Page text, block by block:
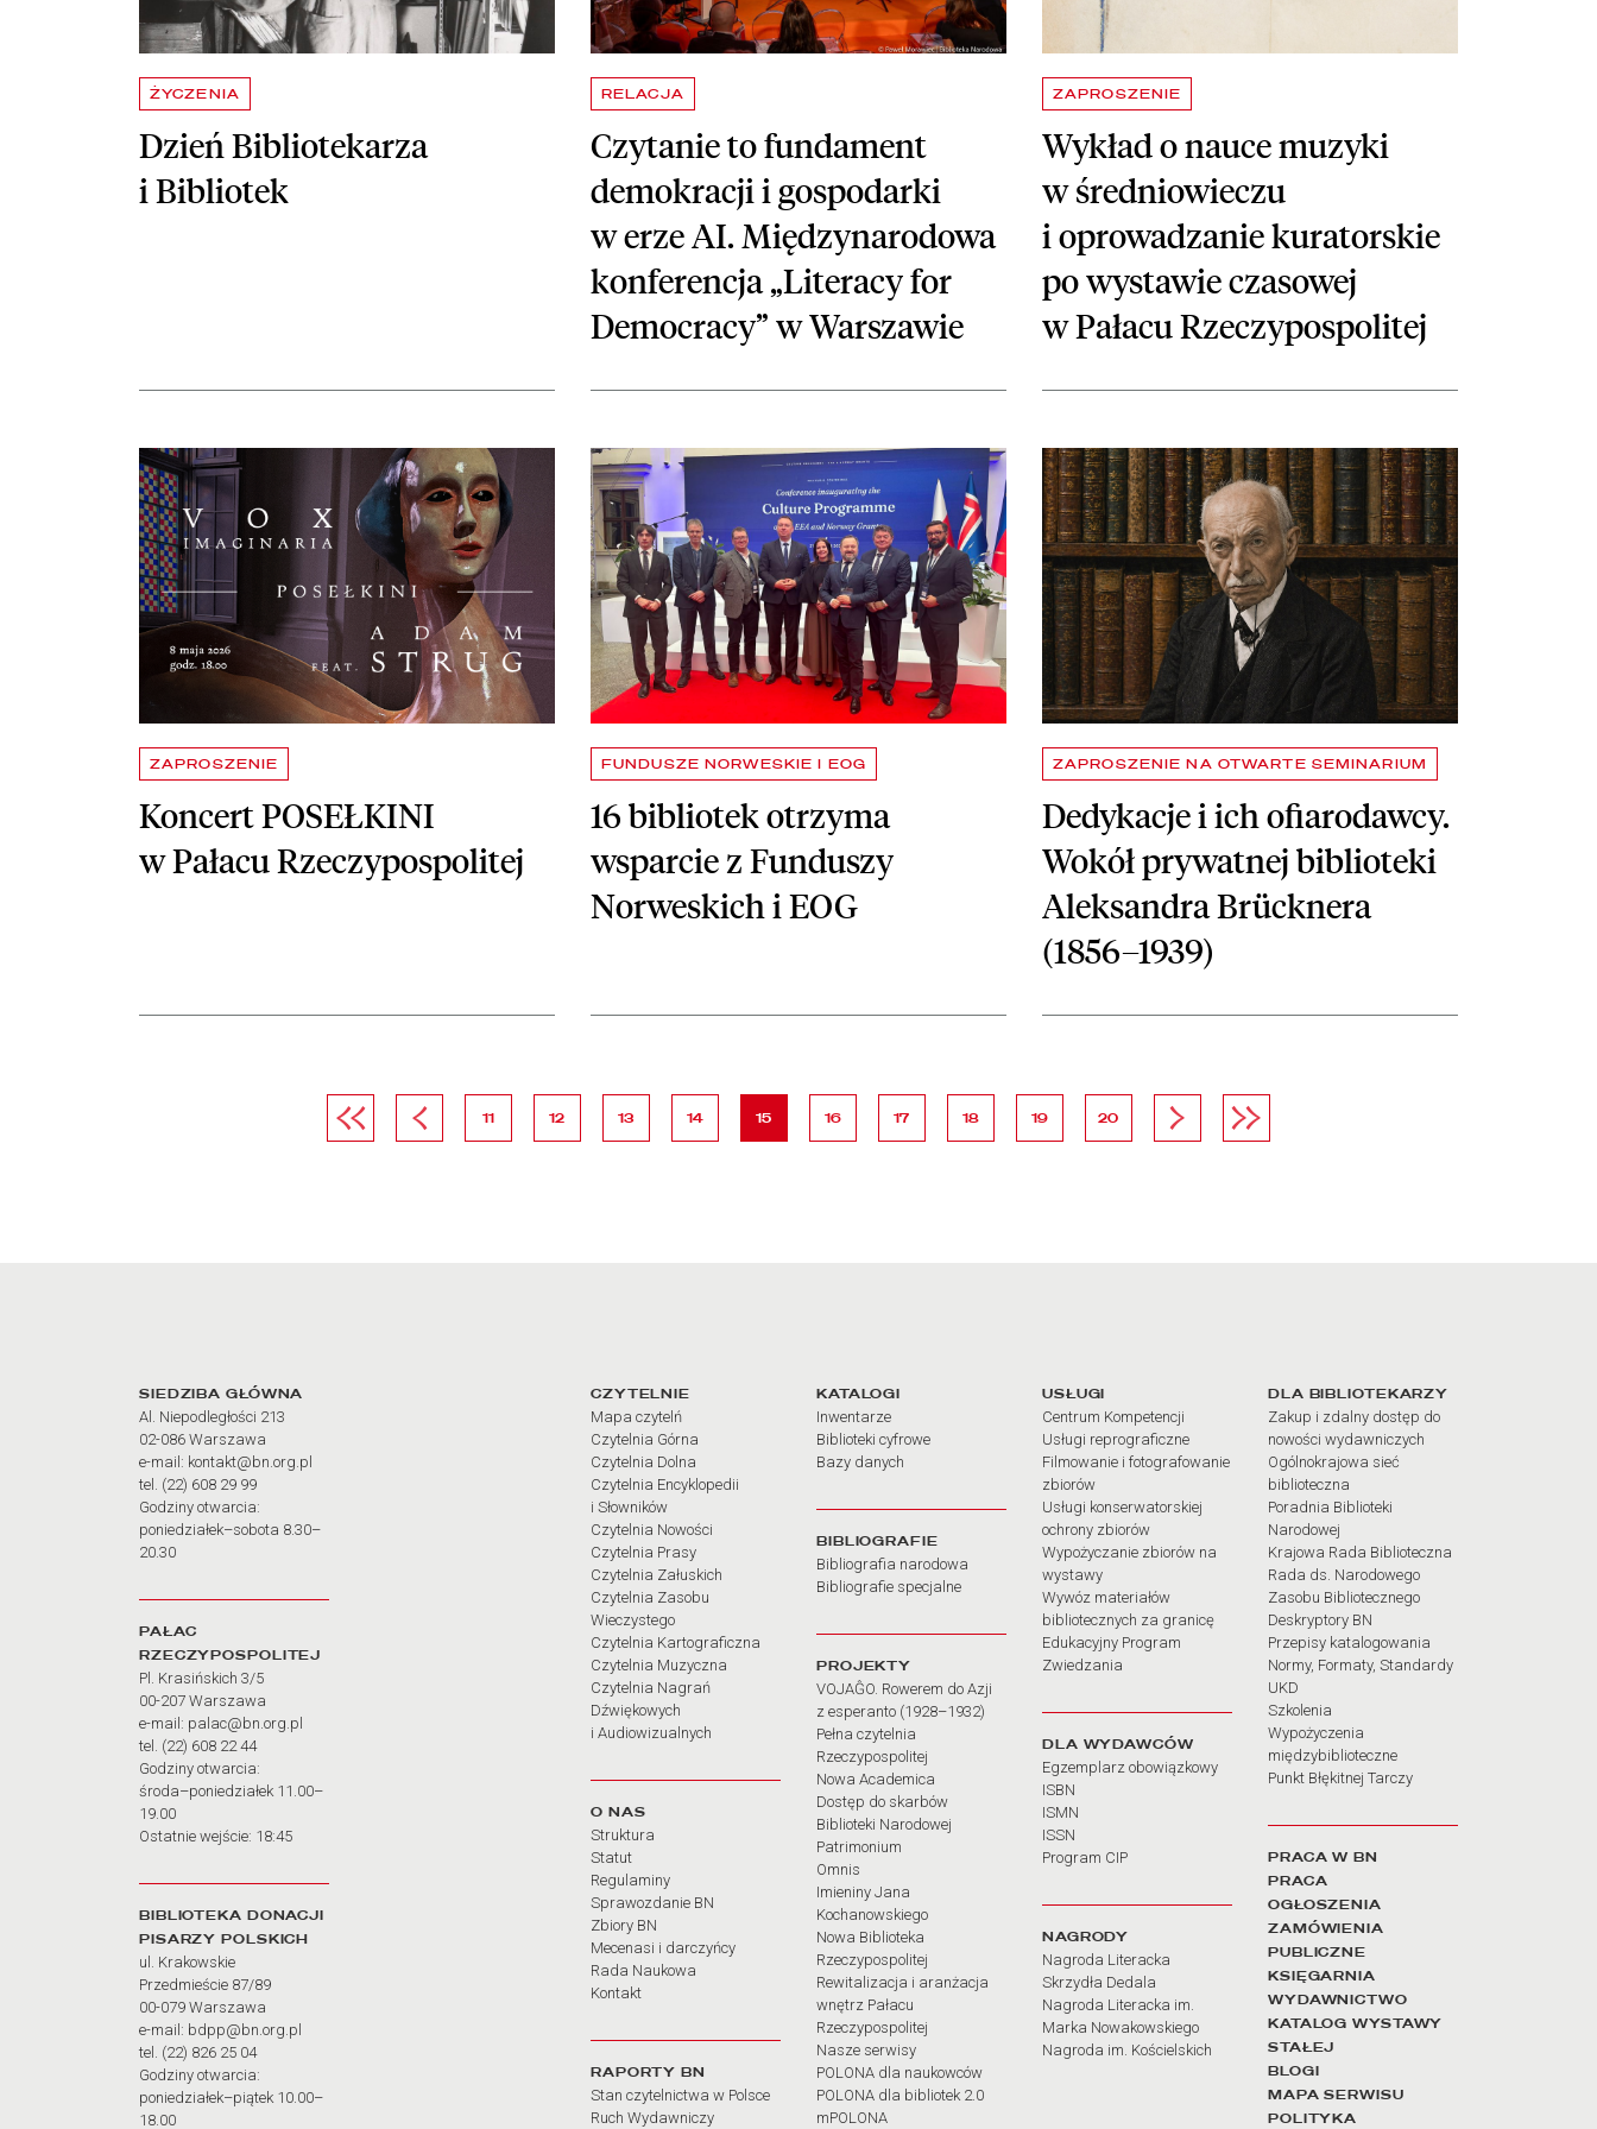
ŻYCZENIA
Dzień Bibliotekarza
i Bibliotek
RELACJA
Czytanie to fundament
demokracji i gospodarki
w erze AI. Międzynarodowa
konferencja „Literacy for
Democracy” w Warszawie
ZAPROSZENIE
Wykład o nauce muzyki
w średniowieczu
i oprowadzanie kuratorskie
po wystawie czasowej
w Pałacu Rzeczypospolitej
ZAPROSZENIE
Koncert POSEŁKINI
w Pałacu Rzeczypospolitej
czytaj więcej o Koncert POSEŁKINI w Pałacu Rzeczypospolitej
FUNDUSZE NORWESKIE I EOG
16 bibliotek otrzyma
wsparcie z Funduszy
Norweskich i EOG
czytaj więcej o 16 bibliotek otrzyma wsparcie z Funduszy Norweskich i EOG
ZAPROSZENIE NA OTWARTE SEMINARIUM
Dedykacje i ich ofiarodawcy.
Wokół prywatnej biblioteki
Aleksandra Brücknera
(1856–1939)
czytaj więcej o Dedykacje i ich ofiarodawcy. Wokół prywatnej biblioteki
Pierwsza stronaPoprzednia strona
strona
11 strona
12 strona
13 strona
14 strona
15 strona
16 strona
17 strona
18 strona
19 strona
20 Następna stronaOstatnia strona
Adres oraz godziny otwarcia
SIEDZIBA GŁÓWNA
Al. Niepodległości 213
02-086 Warszawa
e-mail: kontakt@bn.org.pl
tel. (22) 608 29 99
Godziny otwarcia:
poniedziałek–sobota 8.30–
20.30
PAŁAC
RZECZYPOSPOLITEJ
Pl. Krasińskich 3/5
00-207 Warszawa
e-mail: palac@bn.org.pl
tel. (22) 608 22 44
Godziny otwarcia:
środa–poniedziałek 11.00–
19.00
Ostatnie wejście: 18:45
BIBLIOTEKA DONACJI
PISARZY POLSKICH
ul. Krakowskie
Przedmieście 87/89
00-079 Warszawa
e-mail: bdpp@bn.org.pl
tel. (22) 826 25 04
Godziny otwarcia:
poniedziałek–piątek 10.00–
18.00
Linki do najważniejszych działów
CZYTELNIE
Mapa czytelń
Czytelnia Górna
Czytelnia Dolna
Czytelnia Encyklopedii
i Słowników
Czytelnia Nowości
Czytelnia Prasy
Czytelnia Załuskich
Czytelnia Zasobu
Wieczystego
Czytelnia Kartograficzna
Czytelnia Muzyczna
Czytelnia Nagrań
Dźwiękowych
i Audiowizualnych
O NAS
Struktura
Statut
Regulaminy
Sprawozdanie BN
Zbiory BN
Mecenasi i darczyńcy
Rada Naukowa
Kontakt
RAPORTY BN
Stan czytelnictwa w Polsce
Ruch Wydawniczy
KATALOGI
Inwentarze
Biblioteki cyfrowe
Bazy danych
BIBLIOGRAFIE
Bibliografia narodowa
Bibliografie specjalne
PROJEKTY
VOJAĜO. Rowerem do Azji
z esperanto (1928–1932)
Pełna czytelnia
Rzeczypospolitej
Nowa Academica
Dostęp do skarbów
Biblioteki Narodowej
Patrimonium
Omnis
Imieniny Jana
Kochanowskiego
Nowa Biblioteka
Rzeczypospolitej
Rewitalizacja i aranżacja
wnętrz Pałacu
Rzeczypospolitej
Nasze serwisy
POLONA dla naukowców
POLONA dla bibliotek 2.0
mPOLONA
USŁUGI
Centrum Kompetencji
Usługi reprograficzne
Filmowanie i fotografowanie
zbiorów
Usługi konserwatorskiej
ochrony zbiorów
Wypożyczanie zbiorów na
wystawy
Wywóz materiałów
bibliotecznych za granicę
Edukacyjny Program
Zwiedzania
DLA WYDAWCÓW
Egzemplarz obowiązkowy
ISBN
ISMN
ISSN
Program CIP
NAGRODY
Nagroda Literacka
Skrzydła Dedala
Nagroda Literacka im.
Marka Nowakowskiego
Nagroda im. Kościelskich
DLA BIBLIOTEKARZY
Zakup i zdalny dostęp do
nowości wydawniczych
Ogólnokrajowa sieć
biblioteczna
Poradnia Biblioteki
Narodowej
Krajowa Rada Biblioteczna
Rada ds. Narodowego
Zasobu Bibliotecznego
Deskryptory BN
Przepisy katalogowania
Normy, Formaty, Standardy
UKD
Szkolenia
Wypożyczenia
międzybiblioteczne
Punkt Błękitnej Tarczy
PRACA W BN
PRACA
OGŁOSZENIA
ZAMÓWIENIA
PUBLICZNE
KSIĘGARNIA
WYDAWNICTWO
KATALOG WYSTAWY
STAŁEJ
BLOGI
MAPA SERWISU
POLITYKA